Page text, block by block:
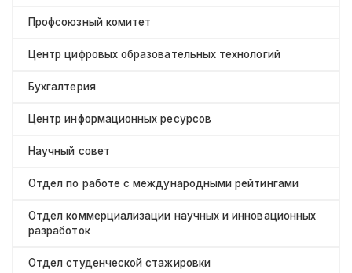
Профсоюзный комитет
Центр цифровых образовательных технологий
Бухгалтерия
Центр информационных ресурсов
Научный совет
Отдел по работе с международными рейтингами
Отдел коммерциализации научных и инновационных
разработок
Отдел студенческой стажировки